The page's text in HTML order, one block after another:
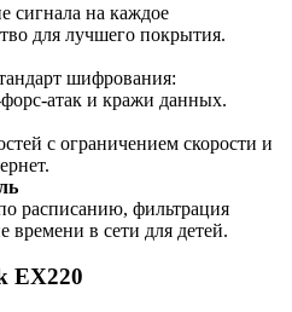
сигнала на каждое
для лучшего покрытия.
шифрования:
атак и кражи данных.
с ограничением скорости и
расписанию, фильтрация
времени в сети для детей.
EX220